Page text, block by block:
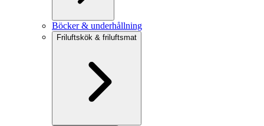
Böcker & underhållning
Friluftskök & friluftsmat